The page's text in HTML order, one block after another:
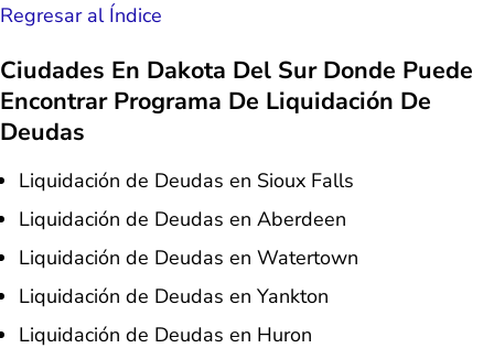
Regresar al Índice
Ciudades En Dakota Del Sur Donde Puede
Encontrar Programa De Liquidación De
Deudas
Liquidación de Deudas en Sioux Falls
Liquidación de Deudas en Aberdeen
Liquidación de Deudas en Watertown
Liquidación de Deudas en Yankton
Liquidación de Deudas en Huron